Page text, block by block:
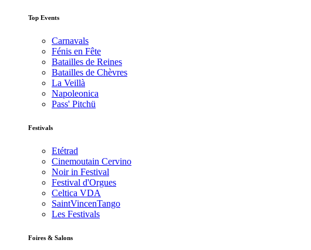
Top Events
Carnavals
Fénis en Fête
Batailles de Reines
Batailles de Chèvres
La Veillà
Napoleonica
Pass' Pitchü
Festivals
Etétrad
Cinemoutain Cervino
Noir in Festival
Festival d'Orgues
Celtica VDA
SaintVincenTango
Les Festivals
Foires & Salons